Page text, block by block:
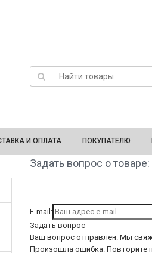
И ОПЛАТА ПОКУПАТЕЛЮ
Задать вопрос о товаре:
E-mail:
Задать вопрос
Ваш вопрос отправлен. Мы
Произошла ошибка. Повторите